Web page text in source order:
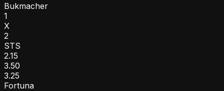
Bukmacher
1
X
2
STS
2.15
3.50
3.25
Fortuna